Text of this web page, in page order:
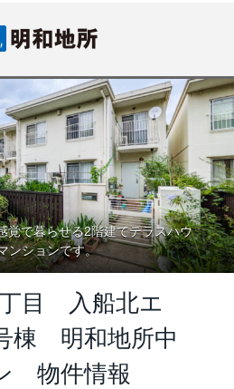
覚で暮らせる2階建てテラスハウ
ンションです。
目 入船北エ
棟 明和地所中
物件情報